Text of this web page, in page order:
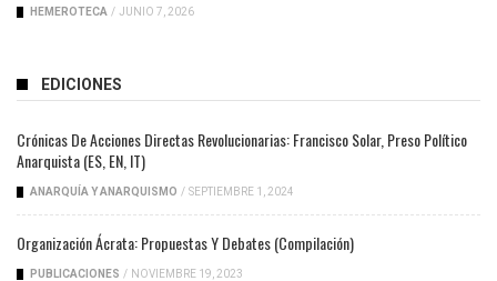
HEMEROTECA / JUNIO 7, 2026
EDICIONES
Crónicas De Acciones Directas Revolucionarias: Francisco Solar, Preso Político
Anarquista (ES, EN, IT)
ANARQUÍA Y ANARQUISMO / SEPTIEMBRE 1, 2024
Organización Ácrata: Propuestas Y Debates (compilación)
PUBLICACIONES / NOVIEMBRE 19, 2023